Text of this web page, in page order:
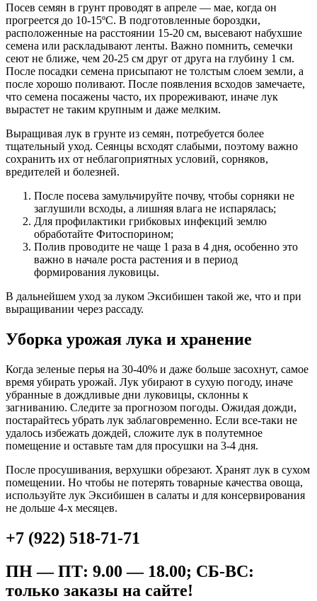
Посев семян в грунт проводят в апреле — мае, когда он
прогреется до 10-15ºС. В подготовленные бороздки,
расположенные на расстоянии 15-20 см, высевают набухшие
семена или раскладывают ленты. Важно помнить, семечки
сеют не ближе, чем 20-25 см друг от друга на глубину 1 см.
После посадки семена присыпают не толстым слоем земли, а
после хорошо поливают. После появления всходов замечаете,
что семена посажены часто, их прореживают, иначе лук
вырастет не таким крупным и даже мелким.
Выращивая лук в грунте из семян, потребуется более
тщательный уход. Сеянцы всходят слабыми, поэтому важно
сохранить их от неблагоприятных условий, сорняков,
вредителей и болезней.
После посева замульчируйте почву, чтобы сорняки не
заглушили всходы, а лишняя влага не испарялась;
Для профилактики грибковых инфекций землю
обработайте Фитоспорином;
Полив проводите не чаще 1 раза в 4 дня, особенно это
важно в начале роста растения и в период
формирования луковицы.
В дальнейшем уход за луком Эксибишен такой же, что и при
выращивании через рассаду.
Уборка урожая лука и хранение
Когда зеленые перья на 30-40% и даже больше засохнут, самое
время убирать урожай. Лук убирают в сухую погоду, иначе
убранные в дождливые дни луковицы, склонны к
загниванию. Следите за прогнозом погоды. Ожидая дожди,
постарайтесь убрать лук заблаговременно. Если все-таки не
удалось избежать дождей, сложите лук в полутемное
помещение и оставьте там для просушки на 3-4 дня.
После просушивания, верхушки обрезают. Хранят лук в сухом
помещении. Но чтобы не потерять товарные качества овоща,
используйте лук Эксибишен в салаты и для консервирования
не дольше 4-х месяцев.
+7 (922) 518-71-71
ПН — ПТ: 9.00 — 18.00; СБ-ВС:
только заказы на сайте!